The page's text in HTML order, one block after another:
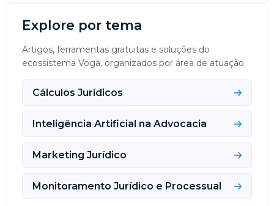
Explore por tema
Artigos, ferramentas gratuitas e soluções do
ecossistema Voga, organizados por área de atuação.
Cálculos Jurídicos
Inteligência Artificial na Advocacia
Marketing Jurídico
Monitoramento Jurídico e Processual